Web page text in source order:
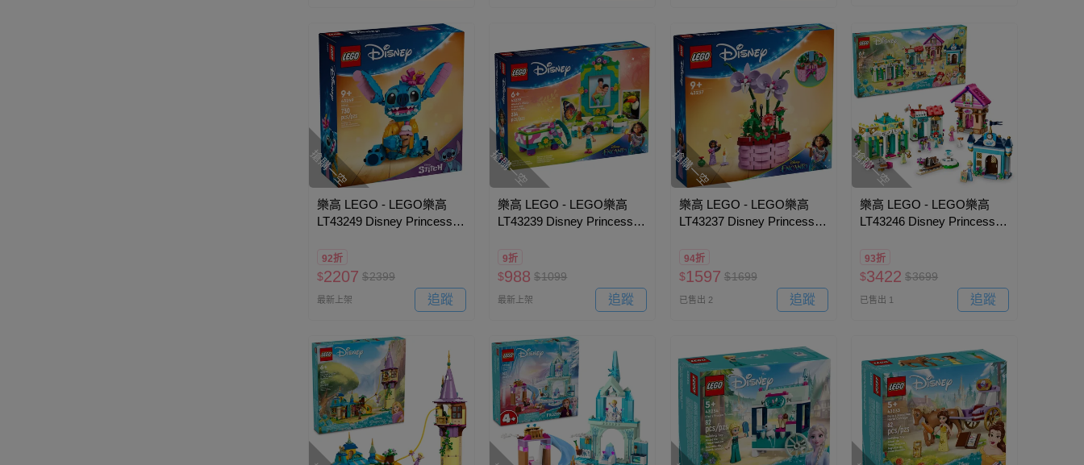
搶購一空
樂高 LEGO - LEGO樂高
LT43249 Disney Princess
92折
$2207 $2399
最新上架 追蹤
搶購一空
樂高 LEGO - LEGO樂高
LT43239 Disney Princess
Photo Frame
9折
$988 $1099
最新上架 追蹤
搶購一空
樂高 LEGO - LEGO樂高
LT43237 Disney Princess
Flowe
94折
$1597 $1699
已售出 2 追蹤
搶購一空
樂高 LEGO - LEGO樂高
LT43246 Disney Princess
集大冒險
93折
$3422 $3699
已售出 1 追蹤